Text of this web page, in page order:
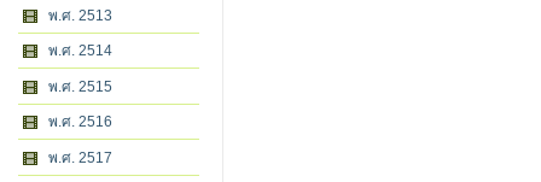
พ.ศ. 2513
พ.ศ. 2514
พ.ศ. 2515
พ.ศ. 2516
พ.ศ. 2517